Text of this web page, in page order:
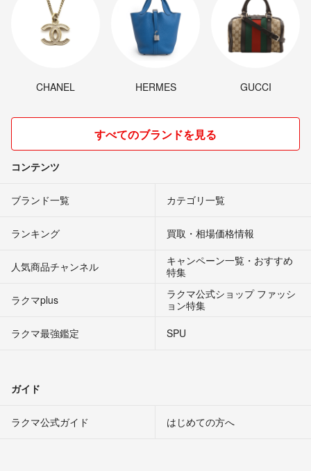
CHANEL HERMES GUCCI
すべてのブランドを見る
コンテンツ
ブランド一覧 カテゴリ一覧
ランキング 買取・相場価格情報
人気商品チャンネル
キャンペーン一覧・おすすめ
特集
ラクマplus
ラクマ公式ショップ ファッシ
ョン特集
ラクマ最強鑑定
SPU
ガイド
ラクマ公式ガイド はじめての方へ